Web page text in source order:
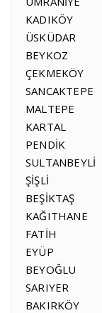
KADIKÖY
ÜSKÜDAR
BEYKOZ
ÇEKMEKÖY
SANCAKTEPE
MALTEPE
KARTAL
PENDİK
SULTANBEYLİ
ŞİŞLİ
BEŞİKTAŞ
KAĞITHANE
FATİH
EYÜP
BEYOĞLU
SARIYER
BAKIRKÖY